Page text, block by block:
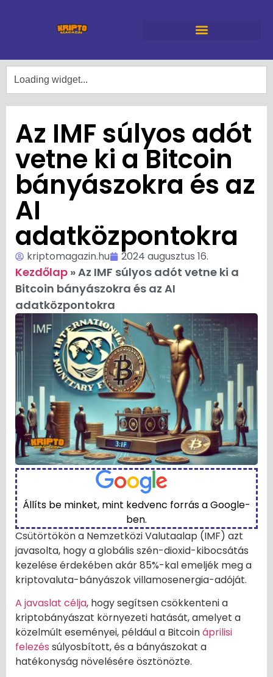
Az IMF súlyos adót
vetne ki a Bitcoin
bányászokra és az
AI
adatközpontokra
kriptomagazin.hu 2024 augusztus 16.
Kezdőlap »Az IMF súlyos adót vetne ki a
Bitcoin bányászokra és az AI
adatközpontokra
Állíts be minket, mint kedvenc forrás a Google-
ben.
Csütörtökön a Nemzetközi Valutaalap (IMF) azt
javasolta, hogy a globális szén-dioxid-kibocsátás
kezelése érdekében akár 85%-kal emeljék meg a
kriptovaluta-bányászok villamosenergia-adóját.
A javaslat célja, hogy segítsen csökkenteni a
kriptobányászat környezeti hatását, amelyet a
közelmúlt eseményei, például a Bitcoináprilisi
felezés súlyosbított, és a bányászokat a
hatékonyság növelésére ösztönözte.